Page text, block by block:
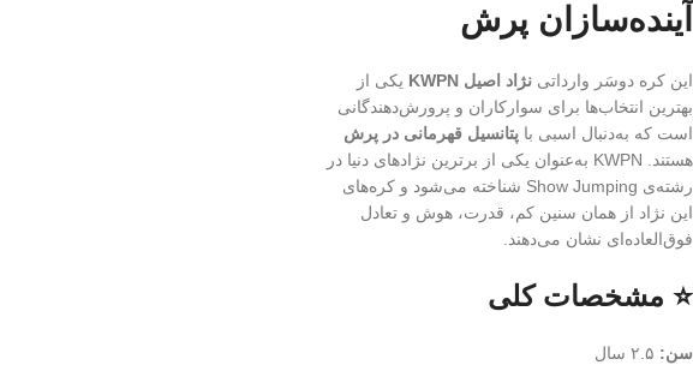
آینده‌سازان پرش
این کره دوسَر وارداتی نژاد اصیل KWPN
یکی از
بهترین انتخاب‌ها برای سوارکاران و پرورش‌دهندگانی
است که به‌دنبال اسبی با پتانسیل قهرمانی در پرش
هستند. KWPN به‌عنوان یکی از برترین نژادهای دنیا در
رشته‌ی Show Jumping شناخته می‌شود و کره‌های
این نژاد از همان سنین کم، قدرت، هوش و تعادل
فوق‌العاده‌ای نشان می‌دهند.
⭐ مشخصات کلی
سن: